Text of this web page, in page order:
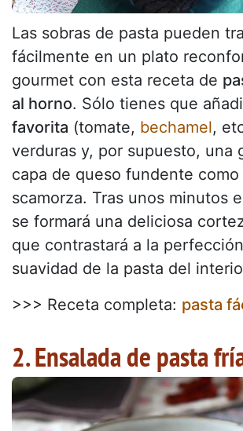
Las sobras de pasta pueden
fácilmente en un plato
gourmet con esta receta de
al horno. Sólo tienes que
favorita (tomate, bechamel,
verduras y, por supuesto, una
capa de queso fundente
scamorza. Tras unos minutos
se formará una deliciosa
que contrastará a la
suavidad de la pasta del
>>> Receta completa: pasta
2. Ensalada de pasta